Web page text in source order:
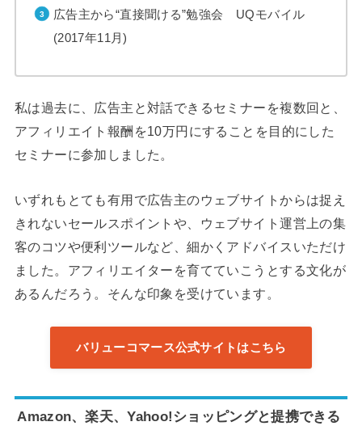
広告主から“直接聞ける”勉強会 UQモバイル
(2017年11月)
私は過去に、広告主と対話できるセミナーを複数回と、
アフィリエイト報酬を10万円にすることを目的にした
セミナーに参加しました。
いずれもとても有用で広告主のウェブサイトからは捉え
きれないセールスポイントや、ウェブサイト運営上の集
客のコツや便利ツールなど、細かくアドバイスいただけ
ました。アフィリエイターを育てていこうとする文化が
あるんだろう。そんな印象を受けています。
バリューコマース公式サイトはこちら
Amazon、楽天、Yahoo!ショッピングと提携できる